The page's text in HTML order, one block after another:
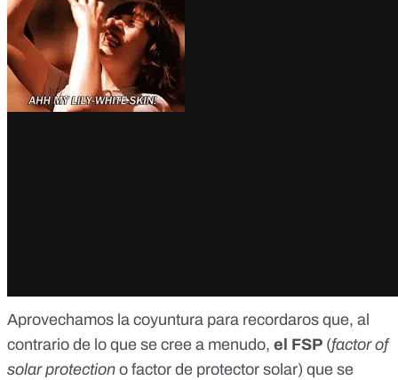
Aprovechamos la coyuntura para recordaros que, al
contrario de lo que se cree a menudo, el FSP (factor of
solar protection o factor de protector solar) que se